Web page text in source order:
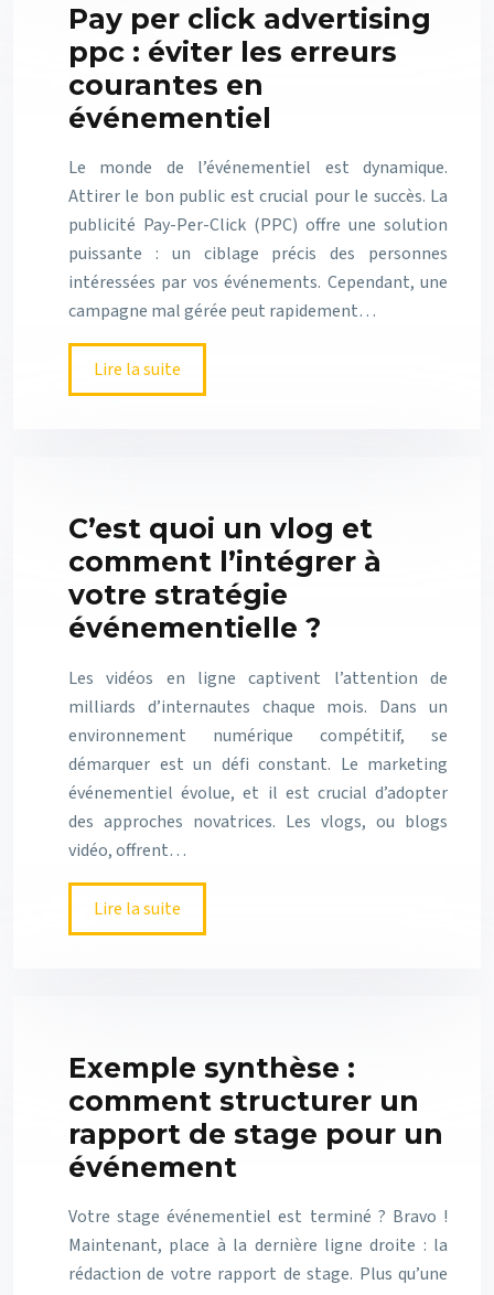
Pay per click advertising
ppc : éviter les erreurs
courantes en
événementiel
Le monde de l’événementiel est dynamique.
Attirer le bon public est crucial pour le succès. La
publicité Pay-Per-Click (PPC) offre une solution
puissante : un ciblage précis des personnes
intéressées par vos événements. Cependant, une
campagne mal gérée peut rapidement…
Lire la suite
C’est quoi un vlog et
comment l’intégrer à
votre stratégie
événementielle ?
Les vidéos en ligne captivent l’attention de
milliards d’internautes chaque mois. Dans un
environnement numérique compétitif, se
démarquer est un défi constant. Le marketing
événementiel évolue, et il est crucial d’adopter
des approches novatrices. Les vlogs, ou blogs
vidéo, offrent…
Lire la suite
Exemple synthèse :
comment structurer un
rapport de stage pour un
événement
Votre stage événementiel est terminé ? Bravo !
Maintenant, place à la dernière ligne droite : la
rédaction de votre rapport de stage. Plus qu’une